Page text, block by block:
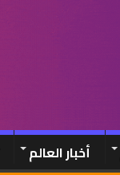
أخبار العالم